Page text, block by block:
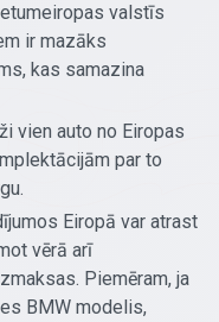
valstīs
ir mazāks
kas samazina
vien auto no Eiropas
par to
Eiropā var atrast
vērā arī
Piemēram, ja
BMW modelis,